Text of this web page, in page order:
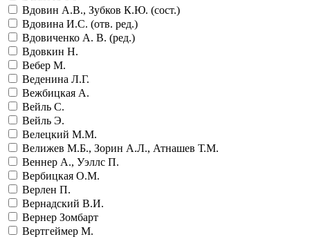
Вдовин А.В., Зубков К.Ю. (сост.)
Вдовина И.С. (отв. ред.)
Вдовиченко А. В. (ред.)
Вдовкин Н.
Вебер М.
Веденина Л.Г.
Вежбицкая А.
Вейль С.
Вейль Э.
Велецкий М.М.
Велижев М.Б., Зорин А.Л., Атнашев Т.М.
Веннер А., Уэллс П.
Вербицкая О.М.
Верлен П.
Вернадский В.И.
Вернер Зомбарт
Вертгеймер М.